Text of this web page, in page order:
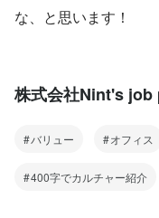
な、と思います！
株式会社Nint's
バリュー オフィス
400字でカルチャー紹介